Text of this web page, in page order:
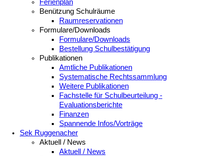
Ferienplan
Benützung Schulräume
Raumreservationen
Formulare/Downloads
Formulare/Downloads
Bestellung Schulbestätigung
Publikationen
Amtliche Publikationen
Systematische Rechtssammlung
Weitere Publikationen
Fachstelle für Schulbeurteilung -
Evaluationsberichte
Finanzen
Spannende Infos/Vorträge
Sek Ruggenacher
Aktuell / News
Aktuell / News